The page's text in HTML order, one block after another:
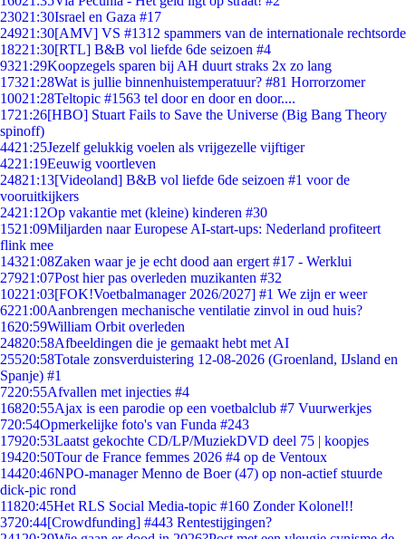
23021:30Israel en Gaza #17
24921:30[AMV] VS #1312 spammers van de internationale rechtsorde
18221:30[RTL] B&B vol liefde 6de seizoen #4
9321:29Koopzegels sparen bij AH duurt straks 2x zo lang
17321:28Wat is jullie binnenhuistemperatuur? #81 Horrorzomer
10021:28Teltopic #1563 tel door en door en door....
1721:26[HBO] Stuart Fails to Save the Universe (Big Bang Theory
spinoff)
4421:25Jezelf gelukkig voelen als vrijgezelle vijftiger
4221:19Eeuwig voortleven
24821:13[Videoland] B&B vol liefde 6de seizoen #1 voor de
vooruitkijkers
2421:12Op vakantie met (kleine) kinderen #30
1521:09Miljarden naar Europese AI-start-ups: Nederland profiteert
flink mee
14321:08Zaken waar je je echt dood aan ergert #17 - Werklui
27921:07Post hier pas overleden muzikanten #32
10221:03[FOK!Voetbalmanager 2026/2027] #1 We zijn er weer
6221:00Aanbrengen mechanische ventilatie zinvol in oud huis?
1620:59William Orbit overleden
24820:58Afbeeldingen die je gemaakt hebt met AI
25520:58Totale zonsverduistering 12-08-2026 (Groenland, IJsland en
Spanje) #1
7220:55Afvallen met injecties #4
16820:55Ajax is een parodie op een voetbalclub #7 Vuurwerkjes
720:54Opmerkelijke foto's van Funda #243
17920:53Laatst gekochte CD/LP/MuziekDVD deel 75 | koopjes
19420:50Tour de France femmes 2026 #4 op de Ventoux
14420:46NPO-manager Menno de Boer (47) op non-actief stuurde
dick-pic rond
11820:45Het RLS Social Media-topic #160 Zonder Kolonel!!
3720:44[Crowdfunding] #443 Rentestijgingen?